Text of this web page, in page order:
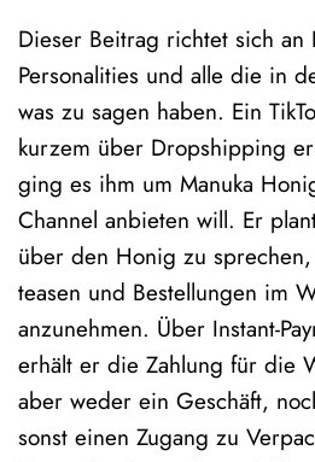
Dieser Beitrag richtet sich an
Personalities und alle die in
was zu sagen haben. Ein
kurzem über Dropshipping
ging es ihm um Manuka
Channel anbieten will. Er
über den Honig zu
teasen und Bestellungen im
anzunehmen. Über Instant-
erhält er die Zahlung für die
aber weder ein Geschäft,
sonst einen Zugang zu